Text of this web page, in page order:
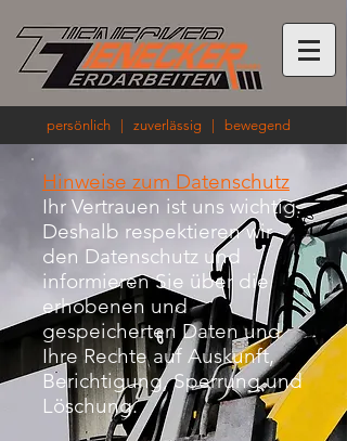
persönlich | zuverlässig | bewegend
Hinweise zum Datenschutz
Ihr Vertrauen ist uns wichtig.
Deshalb respektieren wir
den Datenschutz und
informieren Sie über die
erhobenen und
gespeicherten Daten und
Ihre Rechte auf Auskunft,
Berichtigung, Sperrung und
Löschung.